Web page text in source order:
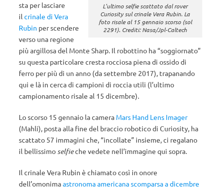
L’ultimo selfie scattato dal rover
Curiosity sul crinale Vera Rubin. La
foto risale al 15 gennaio scorso (sol
2291). Crediti: Nasa/Jpl-Caltech
sta per lasciare
il crinale di Vera
Rubin per scendere
verso una regione
più argillosa del Monte Sharp. Il robottino ha “soggiornato”
su questa particolare cresta rocciosa piena di ossido di
ferro per più di un anno (da settembre 2017), trapanando
qui e là in cerca di campioni di roccia utili (l’ultimo
campionamento risale al 15 dicembre).
Lo scorso 15 gennaio la camera Mars Hand Lens Imager
(Mahli), posta alla fine del braccio robotico di Curiosity, ha
scattato 57 immagini che, “incollate” insieme, ci regalano
il bellissimoselfieche vedete nell’immagine qui sopra.
Il crinale Vera Rubin è chiamato così in onore
dell’omonimaastronoma americana scomparsa a dicembre